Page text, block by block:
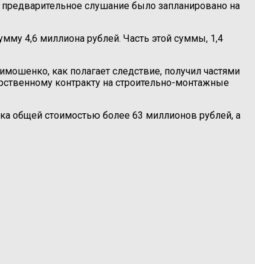
слушание было запланировано на
4,6 миллиона рублей. Часть этой суммы, 1,4
как полагает следствие, получил частями
контракту на строительно-монтажные
общей стоимостью более 63 миллионов рублей, а